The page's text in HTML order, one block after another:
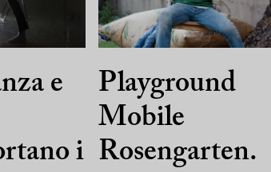
e
i
Playground
Mobile
Rosengarten.